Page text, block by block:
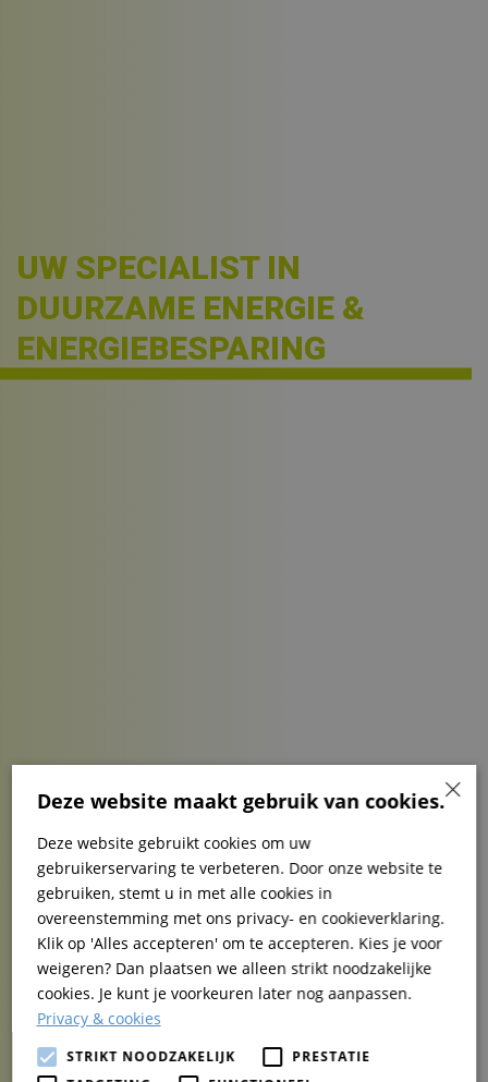
UW SPECIALIST IN
DUURZAME ENERGIE &
ENERGIEBESPARING
×
Deze website maakt gebruik van cookies.
Deze website gebruikt cookies om uw
gebruikerservaring te verbeteren. Door onze website te
gebruiken, stemt u in met alle cookies in
overeenstemming met ons privacy- en cookieverklaring.
Klik op 'Alles accepteren' om te accepteren. Kies je voor
weigeren? Dan plaatsen we alleen strikt noodzakelijke
cookies. Je kunt je voorkeuren later nog aanpassen.
Privacy & cookies
STRIKT NOODZAKELIJK
PRESTATIE